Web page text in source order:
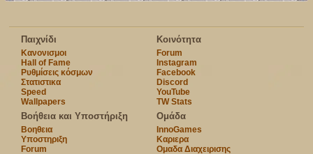
Παιχνίδι
Κανονισμοι
Hall of Fame
Ρυθμίσεις κόσμων
Στατιστικα
Speed
Wallpapers
Κοινότητα
Forum
Instagram
Facebook
Discord
YouTube
TW Stats
Βοήθεια και Υποστήριξη
Βοηθεια
Υποστηριξη
Forum
Ομάδα
InnoGames
Καριερα
Ομαδα Διαχειρισης